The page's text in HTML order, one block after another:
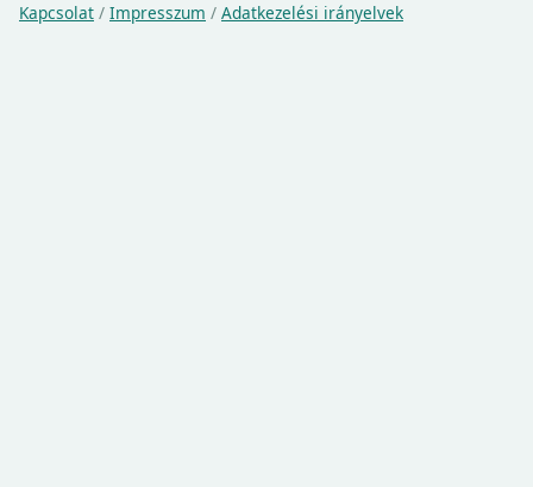
Kapcsolat / Impresszum / Adatkezelési irányelvek